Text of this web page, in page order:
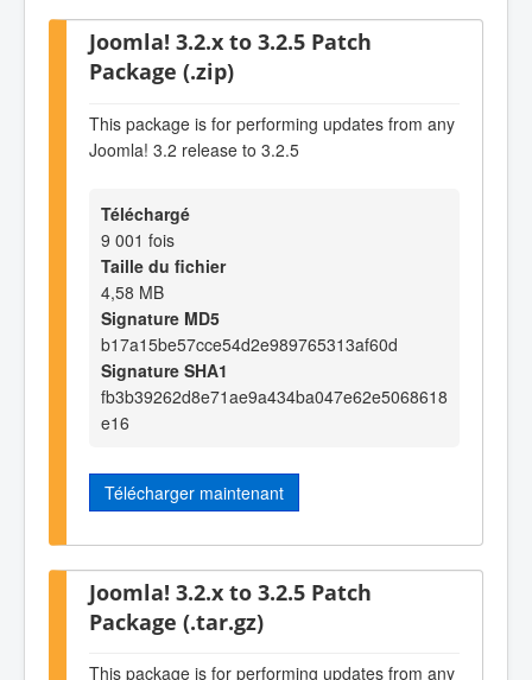
Joomla! 3.2.x to 3.2.5 Patch
Package (.zip)
This package is for performing updates from any
Joomla! 3.2 release to 3.2.5
Téléchargé
9 001 fois
Taille du fichier
4,58 MB
Signature MD5
b17a15be57cce54d2e989765313af60d
Signature SHA1
fb3b39262d8e71ae9a434ba047e62e5068618
e16
Télécharger maintenant
Joomla! 3.2.x to 3.2.5 Patch
Package (.tar.gz)
This package is for performing updates from any